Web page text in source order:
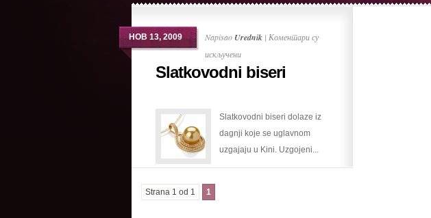
НОВ 13, 2009 Napisao Urednik | Коментари су
искљученина
Slatkovodni
Slatkovodni biseri
Slatkovodni biseri dolaze iz
dagnji koje se uglavnom
uzgajaju u Kini. Uzgojeni...
Strana 1 od 1 1